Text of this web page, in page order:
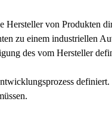
Hersteller von Produkten
zu einem industriellen
des vom Hersteller